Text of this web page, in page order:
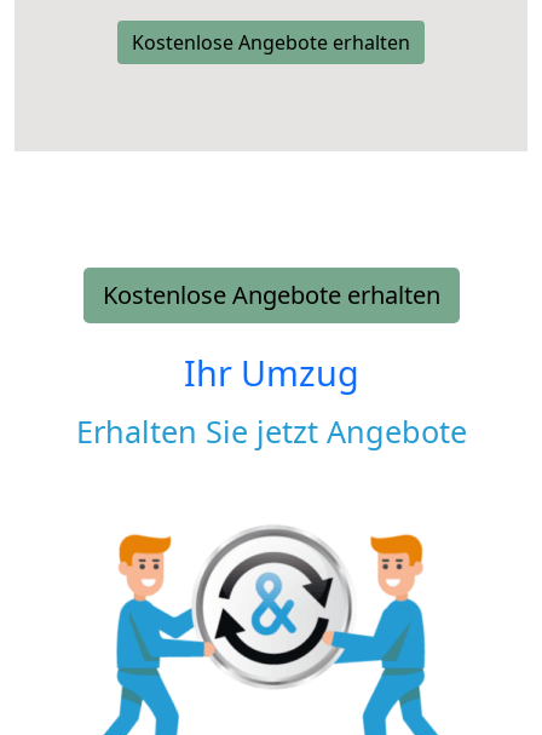
Kostenlose Angebote erhalten
Kostenlose Angebote erhalten
Ihr Umzug
Erhalten Sie jetzt Angebote